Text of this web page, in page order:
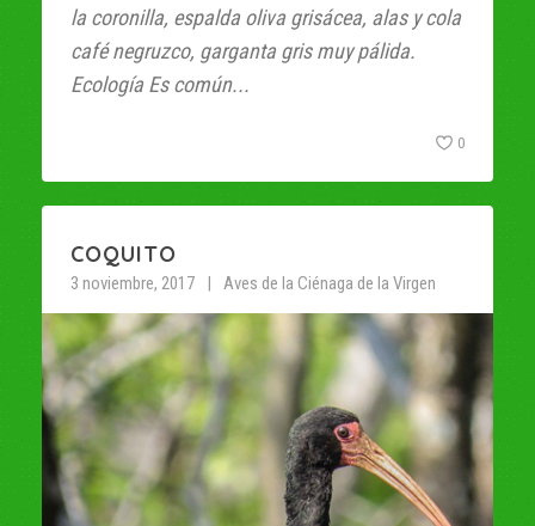
la coronilla, espalda oliva grisácea, alas y cola
café negruzco, garganta gris muy pálida.
Ecología Es común...
0
COQUITO
3 noviembre, 2017 Aves de la Ciénaga de la Virgen